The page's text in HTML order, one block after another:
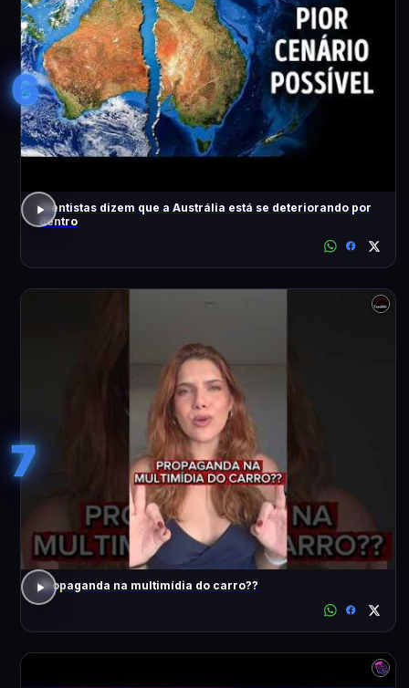
6
Cientistas dizem que a Austrália está se deteriorando por
dentro
7
Propaganda na multimídia do carro??